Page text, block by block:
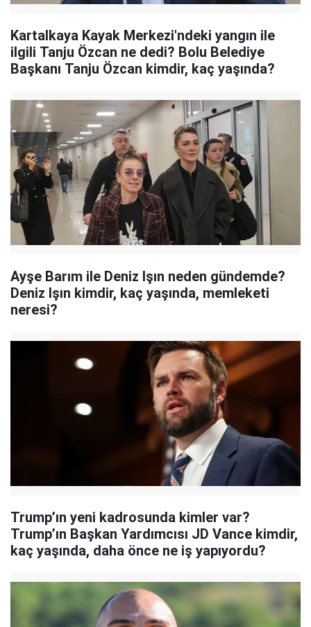
Kartalkaya Kayak Merkezi'ndeki yangın ile
ilgili Tanju Özcan ne dedi? Bolu Belediye
Başkanı Tanju Özcan kimdir, kaç yaşında?
Ayşe Barım ile Deniz Işın neden gündemde?
Deniz Işın kimdir, kaç yaşında, memleketi
neresi?
Trump’ın yeni kadrosunda kimler var?
Trump’ın Başkan Yardımcısı JD Vance kimdir,
kaç yaşında, daha önce ne iş yapıyordu?